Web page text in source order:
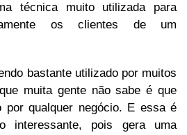
técnica muito utilizada para
os clientes de um
bastante utilizado por muitos
muita gente não sabe é que
por qualquer negócio. E essa é
interessante, pois gera uma